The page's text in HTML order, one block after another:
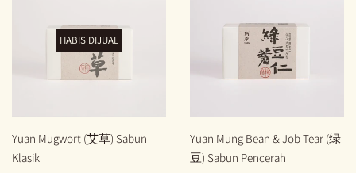
HABIS DIJUAL
Yuan Mugwort (艾草) Sabun
Klasik
Yuan Mung Bean & Job Tear (绿
豆) Sabun Pencerah